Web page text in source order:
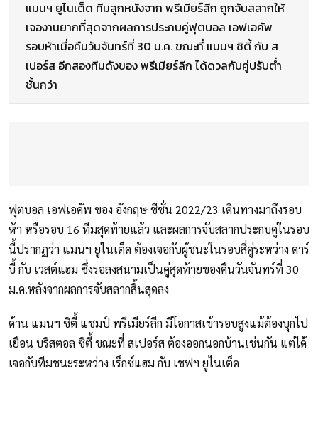
แมนฯ ยูไนเต็ด ทีมลูกหนังจาก พรีเมียร์ลีก ถูกจับสลากให้
เจองานยากที่สุดจากผลการประกบคู่ฟุตบอล เอฟเอคัพ
รอบห้าเมื่อคืนวันจันทร์ที่ 30 ม.ค. ขณะที่ แมนฯ ซิตี้ กับ ส
เปอร์ส อีกสองทีมดังของ พรีเมียร์ลีก ได้ดวลกับคู่ปรับต่ำ
ชั้นกว่า
ฟุตบอล เอฟเอคัพ ของ อังกฤษ ซีซั่น 2022/23 เดินทางมาถึงรอบ
ห้า หรือรอบ 16 ทีมสุดท้ายแล้ว และผลการจับสลากประกบคู่ในรอบ
นี้ปรากฏว่า แมนฯ ยูไนเต็ด ต้องเจอกับผู้ชนะในรอบสี่คู่ระหว่าง ดาร์
บี้ กับ เวสต์แฮม ซึ่งรอลงสนามเป็นคู่สุดท้ายของคืนวันจันทร์ที่ 30
ม.ค.หลังจากผลการจับสลากสิ้นสุดลง
ด้าน แมนฯ ซิตี้ แชมป์ พรีเมียร์ลีก มีโอกาสเข้ารอบสูงแม้ต้องบุกไป
เยือน บริสตอล ซิตี้ ขณะที่ สเปอร์ส ต้องออกนอกบ้านเช่นกัน แต่ได้
เจอกับทีมชนะระหว่าง เร็กซ์แฮม กับ เชฟฯ ยูไนเต็ด